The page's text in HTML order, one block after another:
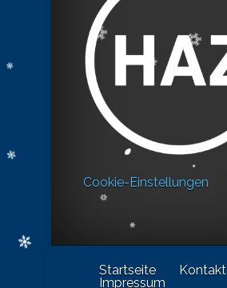
Cookie-Einstellungen
Startseite
Kontakt
Impressum